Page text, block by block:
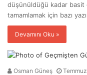
düşünüldüğü kadar basit
tamamlamak için bazı
Devamını Oku »
Osman Güneş